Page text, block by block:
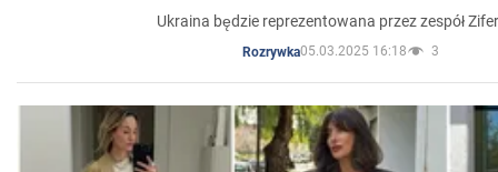
Ukraina będzie reprezentowana przez zespół
Rozrywka05.03.2025 16:18 3